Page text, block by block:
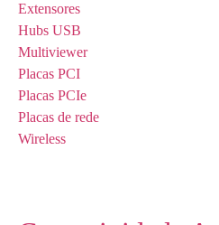
Extensores
Hubs USB
Multiviewer
Placas PCI
Placas PCIe
Placas de rede
Wireless